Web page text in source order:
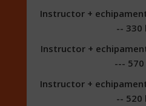
Instructor +
-- 330
Instructor +
--- 570
Instructor +
-- 520